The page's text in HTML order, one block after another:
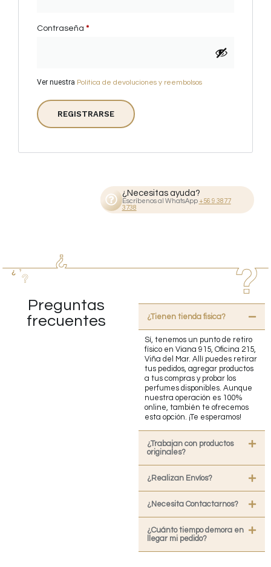
Contraseña*
Ver nuestra Politica de devoluciones y reembolsos
REGISTRARSE
¿Necesitas ayuda?
Escríbenos al WhatsApp +56 9 3877
3738
Preguntas
frecuentes
¿Tienen tienda fisica?
Sí, tenemos un punto de retiro
físico en Viana 915, Oficina 215,
Viña del Mar. Allí puedes retirar
tus pedidos, agregar productos
a tus compras y probar los
perfumes disponibles. Aunque
nuestra operación es 100%
online, también te ofrecemos
esta opción. ¡Te esperamos!
¿Trabajan con productos
originales?
¿Realizan Envíos?
¿Necesita Contactarnos?
¿Cuánto tiempo demora en
llegar mi pedido?